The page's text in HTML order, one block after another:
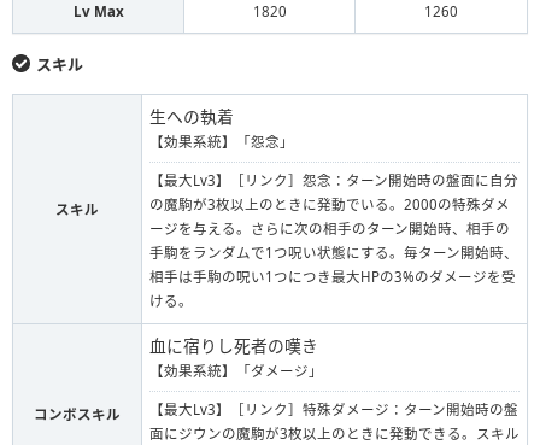
Lv Max 1820 1260
スキル
スキル
生への執着
【効果系統】「怨念」
【最大Lv3】［リンク］怨念：ターン開始時の盤面に自分
の魔駒が3枚以上のときに発動でいる。2000の特殊ダメ
ージを与える。さらに次の相手のターン開始時、相手の
手駒をランダムで1つ呪い状態にする。毎ターン開始時、
相手は手駒の呪い1つにつき最大HPの3%のダメージを受
ける。
コンボスキル
血に宿りし死者の嘆き
【効果系統】「ダメージ」
【最大Lv3】［リンク］特殊ダメージ：ターン開始時の盤
面にジウンの魔駒が3枚以上のときに発動できる。スキル